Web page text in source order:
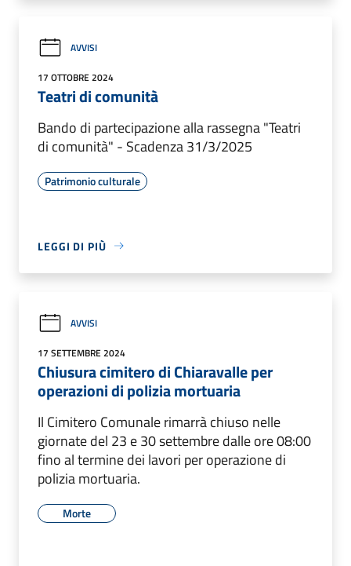
AVVISI
17 OTTOBRE 2024
Teatri di comunità
Bando di partecipazione alla rassegna "Teatri
di comunità" - Scadenza 31/3/2025
Patrimonio culturale
LEGGI DI PIÙ
AVVISI
17 SETTEMBRE 2024
Chiusura cimitero di Chiaravalle per
operazioni di polizia mortuaria
Il Cimitero Comunale rimarrà chiuso nelle
giornate del 23 e 30 settembre dalle ore 08:00
fino al termine dei lavori per operazione di
polizia mortuaria.
Morte